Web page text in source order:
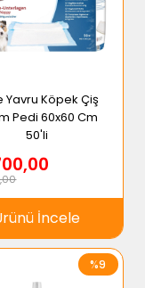
Yavru Köpek Çiş
Pedi 60x60 Cm
50'li
İncele
%9